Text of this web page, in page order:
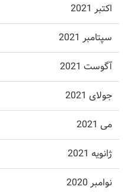
اکتبر 2021
سپتامبر 2021
آگوست 2021
جولای 2021
می 2021
ژانویه 2021
نوامبر 2020